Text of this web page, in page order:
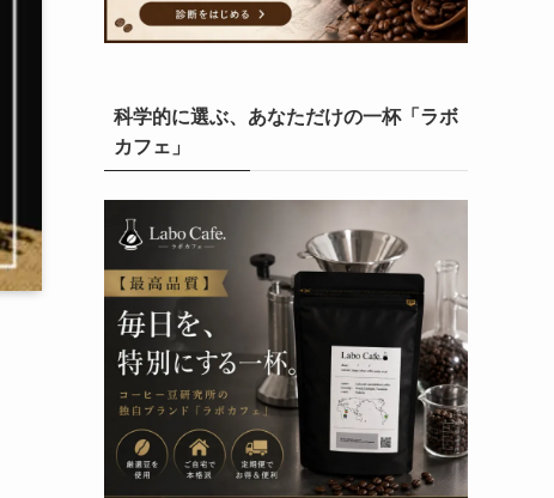
科学的に選ぶ、あなただけの一杯「ラボ
カフェ」